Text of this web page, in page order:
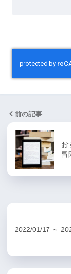
前の記事
お
冒
2022/01/17 ～